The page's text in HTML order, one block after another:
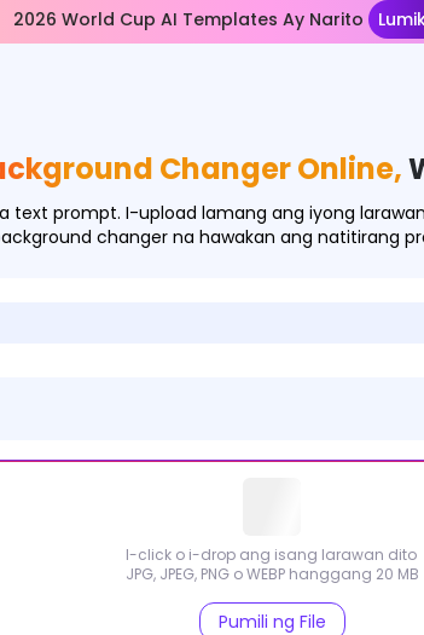
2026 World Cup AI Templates Ay Narito
Changer Online,
prompt. I-upload lamang ang iyong
changer na hawakan ang natitirang
I-click o i-drop ang isang larawan dito
JPG, JPEG, PNG o WEBP hanggang 20 MB
Pumili ng File